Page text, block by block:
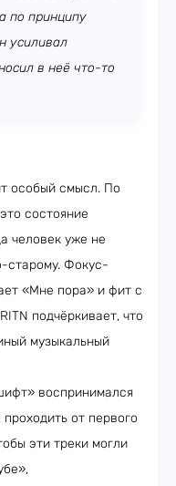
по принципу
усиливал
в неё что-то
особый смысл. По
состояние
человек уже не
старому. Фокус-
«Мне пора» и фит с
подчёркивает, что
музыкальный
воспринимался
от первого
эти треки могли